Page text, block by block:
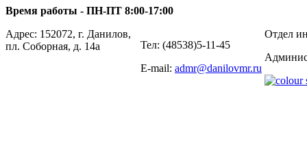
Время работы - ПН-ПТ 8:00-17:00
Адрес: 152072, г. Данилов,
пл. Соборная, д. 14а
Тел: (48538)5-11-45
E-mail: admr@danilovmr.ru
Отдел